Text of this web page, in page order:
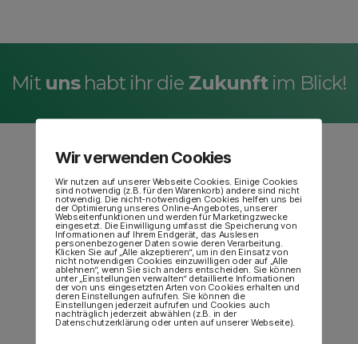
Mit unshabt ihr die Zukunftim Blick!
Wir verwenden Cookies
Wir nutzen auf unserer Webseite Cookies. Einige Cookies
sind notwendig (z.B. für den Warenkorb) andere sind nicht
notwendig. Die nicht-notwendigen Cookies helfen uns bei
der Optimierung unseres Online-Angebotes, unserer
Webseitenfunktionen und werden für Marketingzwecke
eingesetzt. Die Einwilligung umfasst die Speicherung von
Informationen auf Ihrem Endgerät, das Auslesen
personenbezogener Daten sowie deren Verarbeitung.
Klicken Sie auf „Alle akzeptieren“, um in den Einsatz von
nicht notwendigen Cookies einzuwilligen oder auf „Alle
ablehnen“, wenn Sie sich anders entscheiden. Sie können
unter „Einstellungen verwalten“ detaillierte Informationen
der von uns eingesetzten Arten von Cookies erhalten und
deren Einstellungen aufrufen. Sie können die
Einstellungen jederzeit aufrufen und Cookies auch
nachträglich jederzeit abwählen (z.B. in der
Datenschutzerklärung oder unten auf unserer Webseite).